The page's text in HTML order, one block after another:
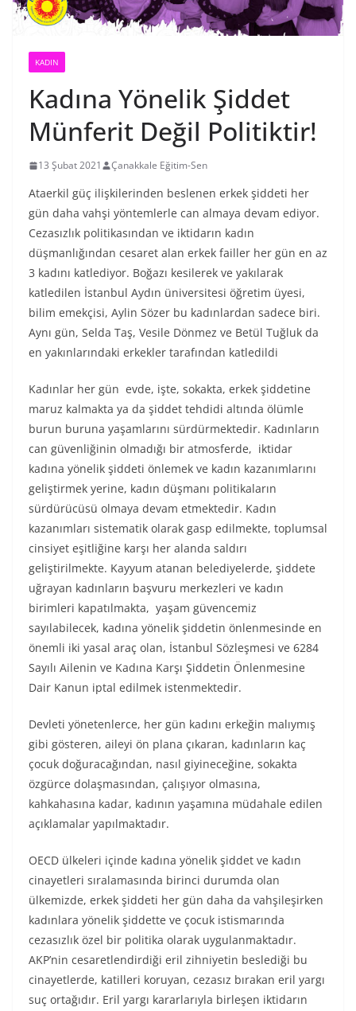
KADIN
Kadına Yönelik Şiddet
Münferit Değil Politiktir!
13 Şubat 2021 Çanakkale Eğitim-Sen
Ataerkil güç ilişkilerinden beslenen erkek şiddeti her
gün daha vahşi yöntemlerle can almaya devam ediyor.
Cezasızlık politikasından ve iktidarın kadın
düşmanlığından cesaret alan erkek failler her gün en az
3 kadını katlediyor. Boğazı kesilerek ve yakılarak
katledilen İstanbul Aydın üniversitesi öğretim üyesi,
bilim emekçisi, Aylin Sözer bu kadınlardan sadece biri.
Aynı gün, Selda Taş, Vesile Dönmez ve Betül Tuğluk da
en yakınlarındaki erkekler tarafından katledildi
Kadınlar her gün evde, işte, sokakta, erkek şiddetine
maruz kalmakta ya da şiddet tehdidi altında ölümle
burun buruna yaşamlarını sürdürmektedir. Kadınların
can güvenliğinin olmadığı bir atmosferde, iktidar
kadına yönelik şiddeti önlemek ve kadın kazanımlarını
geliştirmek yerine, kadın düşmanı politikaların
sürdürücüsü olmaya devam etmektedir. Kadın
kazanımları sistematik olarak gasp edilmekte, toplumsal
cinsiyet eşitliğine karşı her alanda saldırı
geliştirilmekte. Kayyum atanan belediyelerde, şiddete
uğrayan kadınların başvuru merkezleri ve kadın
birimleri kapatılmakta, yaşam güvencemiz
sayılabilecek, kadına yönelik şiddetin önlenmesinde en
önemli iki yasal araç olan, İstanbul Sözleşmesi ve 6284
Sayılı Ailenin ve Kadına Karşı Şiddetin Önlenmesine
Dair Kanun iptal edilmek istenmektedir.
Devleti yönetenlerce, her gün kadını erkeğin malıymış
gibi gösteren, aileyi ön plana çıkaran, kadınların kaç
çocuk doğuracağından, nasıl giyineceğine, sokakta
özgürce dolaşmasından, çalışıyor olmasına,
kahkahasına kadar, kadının yaşamına müdahale edilen
açıklamalar yapılmaktadır.
OECD ülkeleri içinde kadına yönelik şiddet ve kadın
cinayetleri sıralamasında birinci durumda olan
ülkemizde, erkek şiddeti her gün daha da vahşileşirken
kadınlara yönelik şiddette ve çocuk istismarında
cezasızlık özel bir politika olarak uygulanmaktadır.
AKP’nin cesaretlendirdiği eril zihniyetin beslediği bu
cinayetlerde, katilleri koruyan, cezasız bırakan eril yargı
suç ortağıdır. Eril yargı kararlarıyla birleşen iktidarın